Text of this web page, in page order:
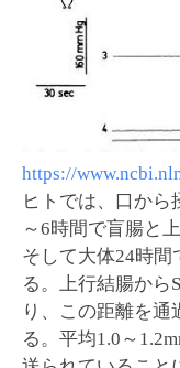
https://
ヒトでは、口から
～6時間で盲腸と
そして大体24時
る。上行結腸から
り、この距離を通
る。平均1.0～